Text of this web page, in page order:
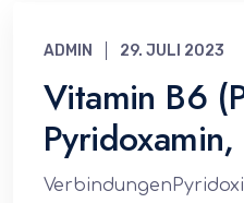
ADMIN 29. JULI 2023
Vitamin B6